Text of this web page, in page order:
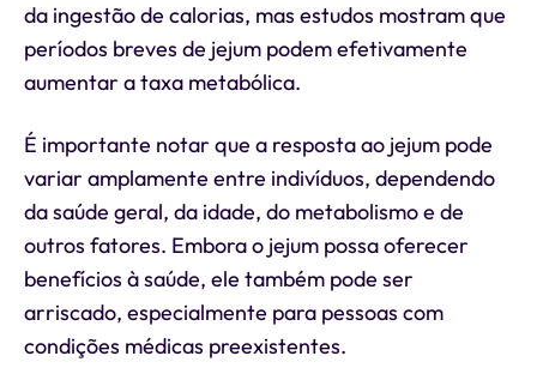
da ingestão de calorias, mas estudos mostram que
períodos breves de jejum podem efetivamente
aumentar a taxa metabólica.
É importante notar que a resposta ao jejum pode
variar amplamente entre indivíduos, dependendo
da saúde geral, da idade, do metabolismo e de
outros fatores. Embora o jejum possa oferecer
benefícios à saúde, ele também pode ser
arriscado, especialmente para pessoas com
condições médicas preexistentes.